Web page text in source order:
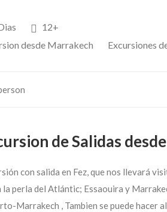
12+
desde Marrakech
Excursiones
de Salidas
con salida en Fez, que nos llevará
perla del Atlántic; Essaouira y
Marrakech , Tambien se puede hacer